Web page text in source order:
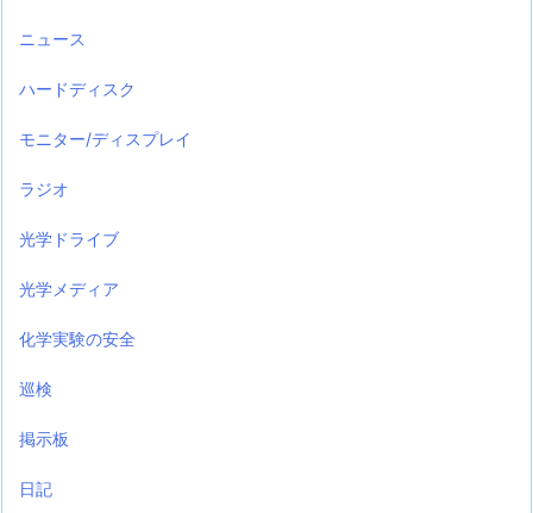
ニュース
ハードディスク
モニター/ディスプレイ
ラジオ
光学ドライブ
光学メディア
化学実験の安全
巡検
掲示板
日記